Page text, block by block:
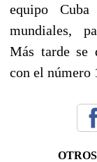
equipo Cuba
mundiales,
Más tarde se
con el número